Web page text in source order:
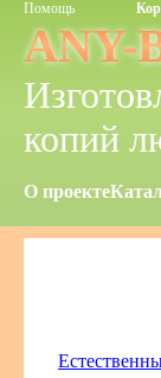
Помощь
ANY-
копий
О проекте